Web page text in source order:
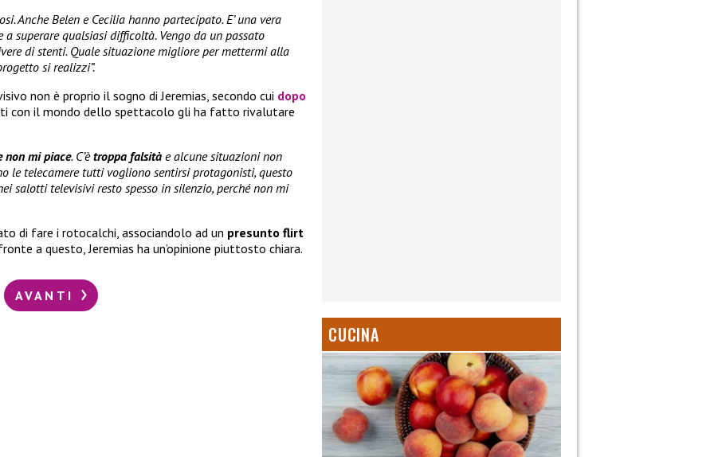
Anche Belen e Cecilia hanno partecipato. E’ una vera
superare qualsiasi difficoltà. Vengo da un passato
di stenti. Quale situazione migliore per mettermi alla
si realizzi”.
non è proprio il sogno di Jeremias, secondo cui dopo
con il mondo dello spettacolo gli ha fatto rivalutare
non mi piace. C’ètroppa falsità e alcune situazioni non
le telecamere tutti vogliono sentirsi protagonisti, questo
salotti televisivi resto spesso in silenzio, perché non mi
di fare i rotocalchi, associandolo ad un presunto flirt
a questo, Jeremias ha un’opinione piuttosto chiara.
AVANTI
CUCINA